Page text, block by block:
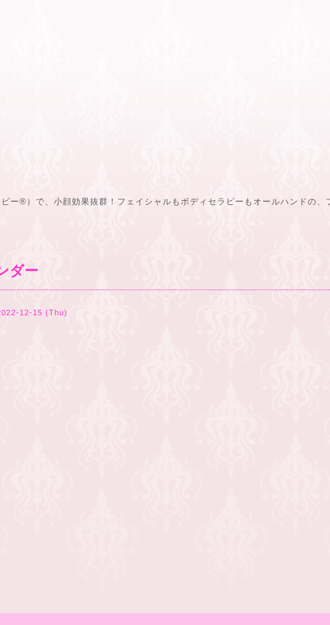
ー®️）で、小顔効果抜群！フェイシャルもボディセラピーもオールハンドの、
ダー
12-15 (Thu)